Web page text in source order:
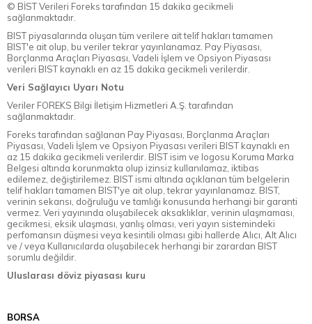
© BİST Verileri Foreks tarafından 15 dakika gecikmeli
sağlanmaktadır.
BIST piyasalarında oluşan tüm verilere ait telif hakları tamamen
BIST'e ait olup, bu veriler tekrar yayınlanamaz. Pay Piyasası,
Borçlanma Araçları Piyasası, Vadeli İşlem ve Opsiyon Piyasası
verileri BIST kaynaklı en az 15 dakika gecikmeli verilerdir.
Veri Sağlayıcı Uyarı Notu
Veriler FOREKS Bilgi İletişim Hizmetleri A.Ş. tarafından
sağlanmaktadır.
Foreks tarafından sağlanan Pay Piyasası, Borçlanma Araçları
Piyasası, Vadeli İşlem ve Opsiyon Piyasası verileri BIST kaynaklı en
az 15 dakika gecikmeli verilerdir. BIST isim ve logosu Koruma Marka
Belgesi altında korunmakta olup izinsiz kullanılamaz, iktibas
edilemez, değiştirilemez. BIST ismi altında açıklanan tüm belgelerin
telif hakları tamamen BIST'ye ait olup, tekrar yayınlanamaz. BIST,
verinin sekansı, doğruluğu ve tamlığı konusunda herhangi bir garanti
vermez. Veri yayınında oluşabilecek aksaklıklar, verinin ulaşmaması,
gecikmesi, eksik ulaşması, yanlış olması, veri yayın sistemindeki
perfomansın düşmesi veya kesintili olması gibi hallerde Alıcı, Alt Alıcı
ve / veya Kullanıcılarda oluşabilecek herhangi bir zarardan BIST
sorumlu değildir.
Uluslarası döviz piyasası kuru
BORSA